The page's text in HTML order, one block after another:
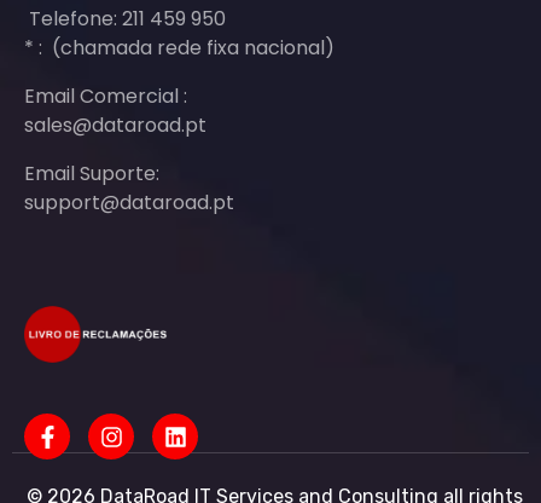
Telefone: 211 459 950
* : (chamada rede fixa nacional)
Email Comercial :
sales@dataroad.pt
Email Suporte:
support@dataroad.pt
© 2026 DataRoad IT Services and Consulting all rights